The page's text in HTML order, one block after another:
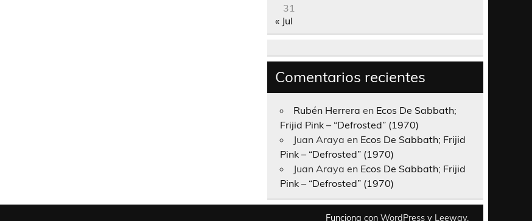
31
« Jul
Comentarios recientes
Rubén Herrera en Ecos De Sabbath;
Frijid Pink – “Defrosted” (1970)
Juan Araya en Ecos De Sabbath; Frijid
Pink – “Defrosted” (1970)
Juan Araya en Ecos De Sabbath; Frijid
Pink – “Defrosted” (1970)
Funciona con WordPress y Leeway.